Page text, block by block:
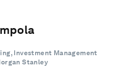
Investment Management
Stanley